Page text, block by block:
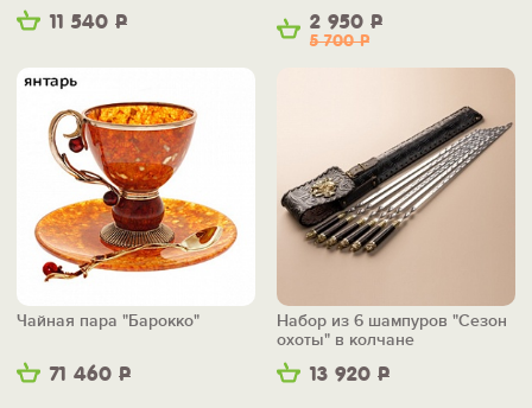
11 540 Р 2 950 Р
5 700Р
71 460 Р
Чайная пара "Барокко"
13 920 Р
Набор из 6 шампуров "Сезон
охоты" в колчане